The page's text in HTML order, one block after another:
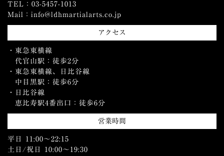
TEL：03-5457-1013
Mail：info@ldhmartialarts.co.jp
アクセス
・東急東横線
代官山駅：徒歩2分
・東急東横線、日比谷線
中目黒駅：徒歩6分
・日比谷線
恵比寿駅4番出口：徒歩6分
営業時間
平日 11:00〜22:15
土日/祝日 10:00〜19:30